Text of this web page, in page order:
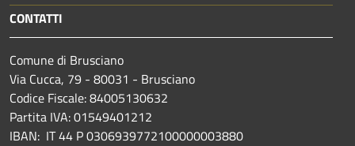
CONTATTI
Comune di Brusciano
Via Cucca, 79 - 80031 - Brusciano
Codice Fiscale: 84005130632
Partita IVA: 01549401212
IBAN: IT 44 P 0306939772100000003880